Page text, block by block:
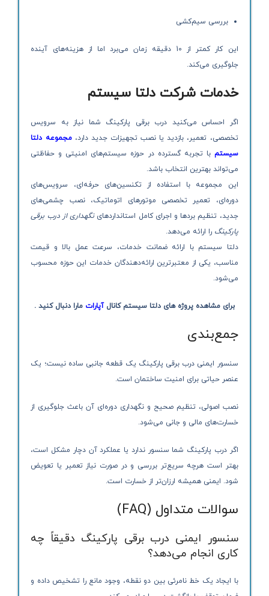
بررسی سیم‌کشی
این کار کمتر از 10 دقیقه زمان می‌برد اما از هزینه‌های آینده
جلوگیری می‌کند.
خدمات شرکت دلتا سیستم
اگر احساس می‌کنید درب برقی پارکینگ شما نیاز به سرویس
تخصصی، تعمیر، بازدید یا نصب تجهیزات جدید دارد،مجموعه دلتا
سیستمبا تجربه گسترده در حوزه سیستم‌های امنیتی و حفاظتی
می‌تواند بهترین انتخاب باشد.
این مجموعه با استفاده از تکنسین‌های حرفه‌ای، سرویس‌های
دوره‌ای، تعمیر تخصصی موتورهای اتوماتیک، نصب چشمی‌های
جدید، تنظیم بردها و اجرای کامل استانداردهاینگهداری از درب برقی
پارکینگ را ارائه می‌دهد.
دلتا سیستم با ارائه ضمانت خدمات، سرعت عمل بالا و قیمت
مناسب، یکی از معتبرترین ارائه‌دهندگان خدمات این حوزه محسوب
می‌شود.
برای مشاهده پروژه های دلتا سیستم کانالآپارات مارا دنبال کنید .
جمع‌بندی
سنسور ایمنی درب برقی پارکینگ یک قطعه جانبی ساده نیست؛ یک
عنصر حیاتی برای امنیت ساختمان است.
نصب اصولی، تنظیم صحیح و نگهداری دوره‌ای آن باعث جلوگیری از
خسارت‌های مالی و جانی می‌شود.
اگر درب پارکینگ شما سنسور ندارد یا عملکرد آن دچار مشکل است،
بهتر است هرچه سریع‌تر بررسی و در صورت نیاز تعمیر یا تعویض
شود. ایمنی همیشه ارزان‌تر از خسارت است.
سوالات متداول (FAQ)
سنسور ایمنی درب برقی پارکینگ دقیقاً چه
کاری انجام می‌دهد؟
با ایجاد یک خط نامرئی بین دو نقطه، وجود مانع را تشخیص داده و